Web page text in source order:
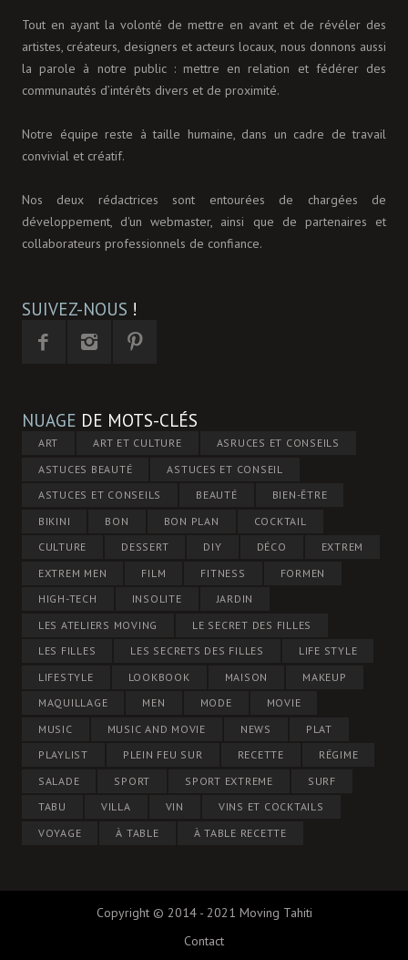
Tout en ayant la volonté de mettre en avant et de révéler des
artistes, créateurs, designers et acteurs locaux, nous donnons aussi
la parole à notre public : mettre en relation et fédérer des
communautés d’intérêts divers et de proximité.
Notre équipe reste à taille humaine, dans un cadre de travail
convivial et créatif.
Nos deux rédactrices sont entourées de chargées de
développement, d'un webmaster, ainsi que de partenaires et
collaborateurs professionnels de confiance.
SUIVEZ-NOUS !
NUAGE DE MOTS-CLÉS
ART ART ET CULTURE
ASRUCES ET CONSEILS
ASTUCES BEAUTÉ
ASTUCES ET CONSEIL
ASTUCES ET CONSEILS
BEAUTÉ
BIEN-ÊTRE
BIKINI
BON BON PLAN
COCKTAIL
CULTURE
DESSERT DIY DÉCO
EXTREM
EXTREM MEN
FILM FITNESS
FORMEN
HIGH-TECH
INSOLITE
JARDIN
LES ATELIERS MOVING
LE SECRET DES FILLES
LES FILLES
LES SECRETS DES FILLES
LIFE STYLE
LIFESTYLE
LOOKBOOK MAISON
MAKEUP
MAQUILLAGE
MEN MODE
MOVIE
MUSIC
MUSIC AND MOVIE NEWS
PLAT
PLAYLIST
PLEIN FEU SUR RECETTE
RÉGIME
SALADE
SPORT SPORT EXTREME
SURF
TABU
VILLA VIN
VINS ET COCKTAILS
VOYAGE
À TABLE À TABLE RECETTE
Copyright © 2014 - 2021 Moving Tahiti
Contact